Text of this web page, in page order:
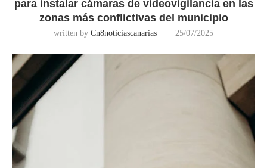
para instalar cámaras de videovigilancia en las
zonas más conflictivas del municipio
written by Cn8noticiascanarias 25/07/2025